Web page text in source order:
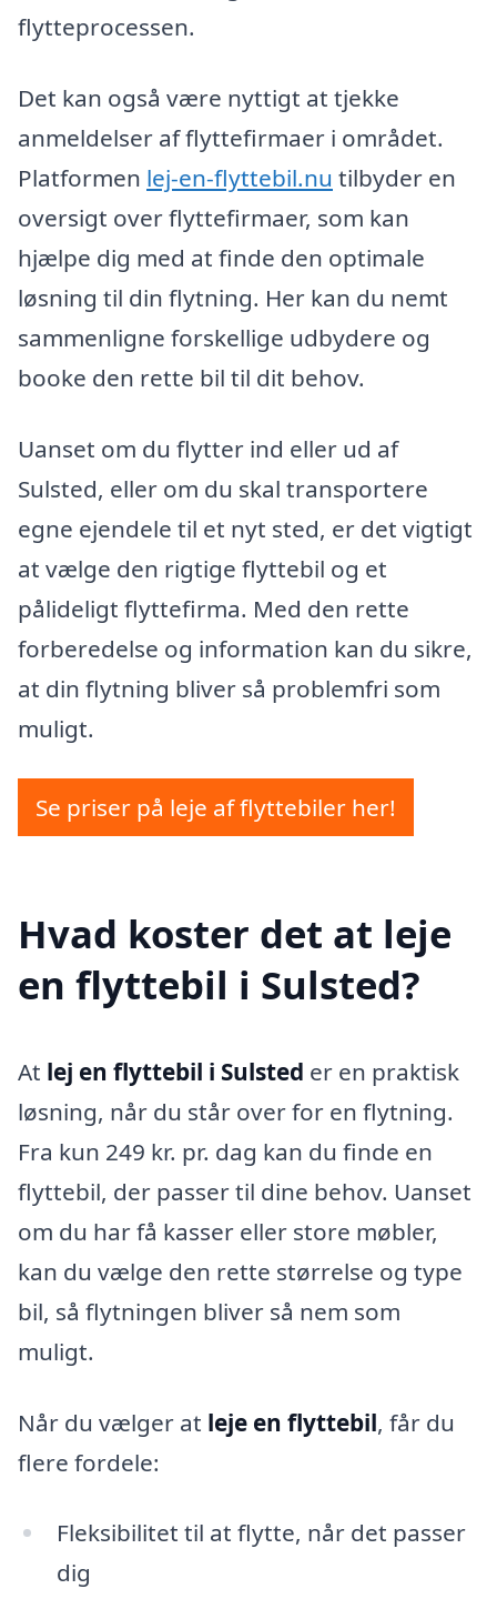
flytteprocessen.
Det kan også være nyttigt at tjekke
anmeldelser af flyttefirmaer i området.
Platformen lej-en-flyttebil.nu tilbyder en
oversigt over flyttefirmaer, som kan
hjælpe dig med at finde den optimale
løsning til din flytning. Her kan du nemt
sammenligne forskellige udbydere og
booke den rette bil til dit behov.
Uanset om du flytter ind eller ud af
Sulsted, eller om du skal transportere
egne ejendele til et nyt sted, er det vigtigt
at vælge den rigtige flyttebil og et
pålideligt flyttefirma. Med den rette
forberedelse og information kan du sikre,
at din flytning bliver så problemfri som
muligt.
Se priser på leje af flyttebiler her!
Hvad koster det at leje
en flyttebil i Sulsted?
At lej en flyttebil i Sulsted er en praktisk
løsning, når du står over for en flytning.
Fra kun 249 kr. pr. dag kan du finde en
flyttebil, der passer til dine behov. Uanset
om du har få kasser eller store møbler,
kan du vælge den rette størrelse og type
bil, så flytningen bliver så nem som
muligt.
Når du vælger at leje en flyttebil, får du
flere fordele:
Fleksibilitet til at flytte, når det passer
dig